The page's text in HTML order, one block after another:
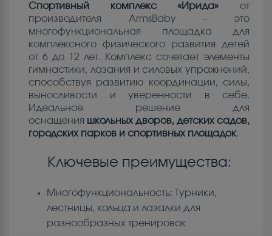
Спортивный комплекс «Ирида» от
производителя ArmsBaby - это
многофункциональная площадка для
комплексного физического развития детей
от 6 до 12 лет. Комплекс сочетает элементы
гимнастики, лазания и силовых упражнений,
способствуя развитию координации, силы,
выносливости и уверенности в себе.
Идеальное решение для
оснащения школьных дворов, детских садов,
городских парков и спортивных площадок.
Ключевые преимущества:
Многофункциональность: Турники,
лестницы, кольца и лазалки для
разнообразных тренировок